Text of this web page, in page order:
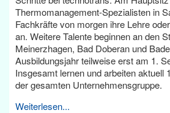
Thermomanagement-Spezialisten in
Fachkräfte von morgen ihre Lehre
an. Weitere Talente beginnen an den
Meinerzhagen, Bad Doberan und
Ausbildungsjahr teilweise erst am 1.
Insgesamt lernen und arbeiten aktuell
der gesamten Unternehmensgruppe.
Weiterlesen...